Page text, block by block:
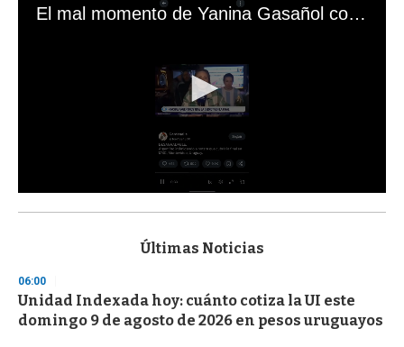
El mal momento de Yanina Gasañol con un hincha argentino en "Subrayado"
s
d
s
o
f
Últimas Noticias
06:00
Unidad Indexada hoy: cuánto cotiza la UI este
domingo 9 de agosto de 2026 en pesos uruguayos